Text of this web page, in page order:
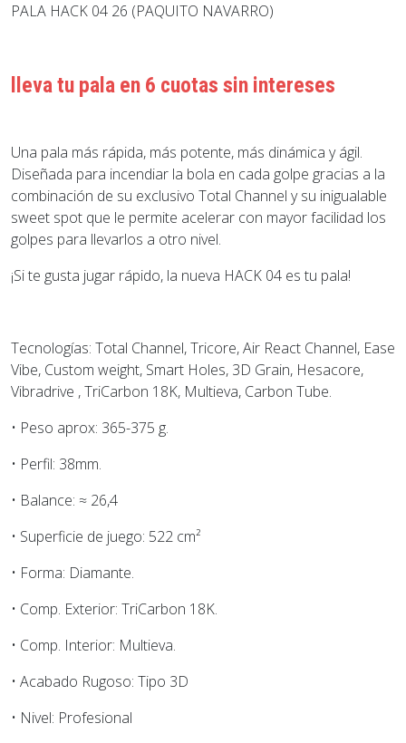
PALA HACK 04 26 (PAQUITO NAVARRO)
lleva tu pala en 6 cuotas sin intereses
Una pala más rápida, más potente, más dinámica y ágil.
Diseñada para incendiar la bola en cada golpe gracias a la
combinación de su exclusivo Total Channel y su inigualable
sweet spot que le permite acelerar con mayor facilidad los
golpes para llevarlos a otro nivel.
¡Si te gusta jugar rápido, la nueva HACK 04 es tu pala!
Tecnologías: Total Channel, Tricore, Air React Channel, Ease
Vibe, Custom weight, Smart Holes, 3D Grain, Hesacore,
Vibradrive , TriCarbon 18K, Multieva, Carbon Tube.
• Peso aprox: 365-375 g.
• Perfil: 38mm.
• Balance: ≈ 26,4
• Superficie de juego: 522 cm²
• Forma: Diamante.
• Comp. Exterior: TriCarbon 18K.
• Comp. Interior: Multieva.
• Acabado Rugoso: Tipo 3D
• Nivel: Profesional